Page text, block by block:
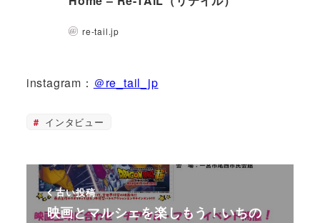
re-tail.jp
instagram： ＠re_tail_jp
インタビュー
古い投稿
映画とマルシェを楽しもう！いちの